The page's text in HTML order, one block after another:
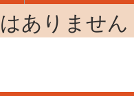
ありません